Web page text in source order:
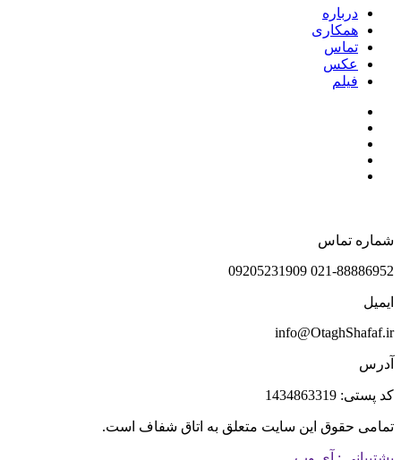
درباره
همکاری
تماس
عکس
فیلم
شماره تماس
021-88886952 09205231909
ایمیل
info@OtaghShafaf.ir
آدرس
کد پستی: 1434863319
تمامی حقوق این سایت متعلق به اتاق شفاف است.